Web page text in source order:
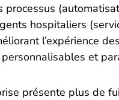
hospitaliers
l’expérience
et
présente plus de